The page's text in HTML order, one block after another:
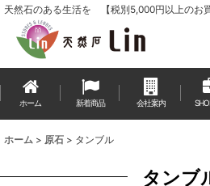
天然石のある生活を 【税別5,000円以上のお
ホーム 新着商品 会社案内
ホーム > 原石 > タンブル
タンブ